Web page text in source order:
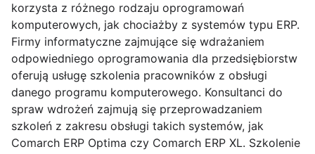
korzysta z różnego rodzaju oprogramowań
komputerowych, jak chociażby z systemów typu ERP.
Firmy informatyczne zajmujące się wdrażaniem
odpowiedniego oprogramowania dla przedsiębiorstw
oferują usługę szkolenia pracowników z obsługi
danego programu komputerowego. Konsultanci do
spraw wdrożeń zajmują się przeprowadzaniem
szkoleń z zakresu obsługi takich systemów, jak
Comarch ERP Optima czy Comarch ERP XL. Szkolenie